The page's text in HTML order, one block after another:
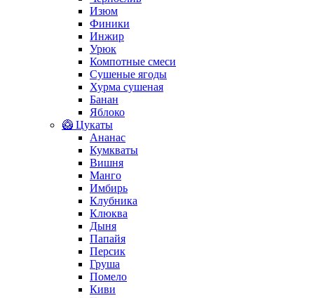
Изюм
Финики
Инжир
Урюк
Компотные смеси
Сушеные ягоды
Хурма сушеная
Банан
Яблоко
🥝 Цукаты
Ананас
Кумкваты
Вишня
Манго
Имбирь
Клубника
Клюква
Дыня
Папайя
Персик
Груша
Помело
Киви